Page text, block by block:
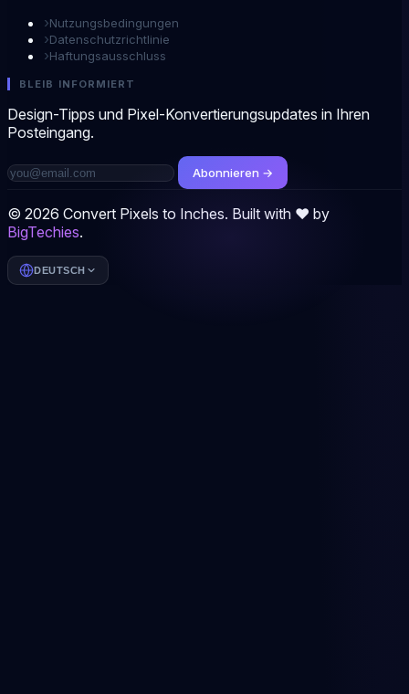
›Nutzungsbedingungen
›Datenschutzrichtlinie
›Haftungsausschluss
BLEIB INFORMIERT
Design-Tipps und Pixel-Konvertierungsupdates in Ihren
Posteingang.
Abonnieren →
© 2026 Convert Pixels to Inches. Built with ❤️ by
BigTechies.
DEUTSCH